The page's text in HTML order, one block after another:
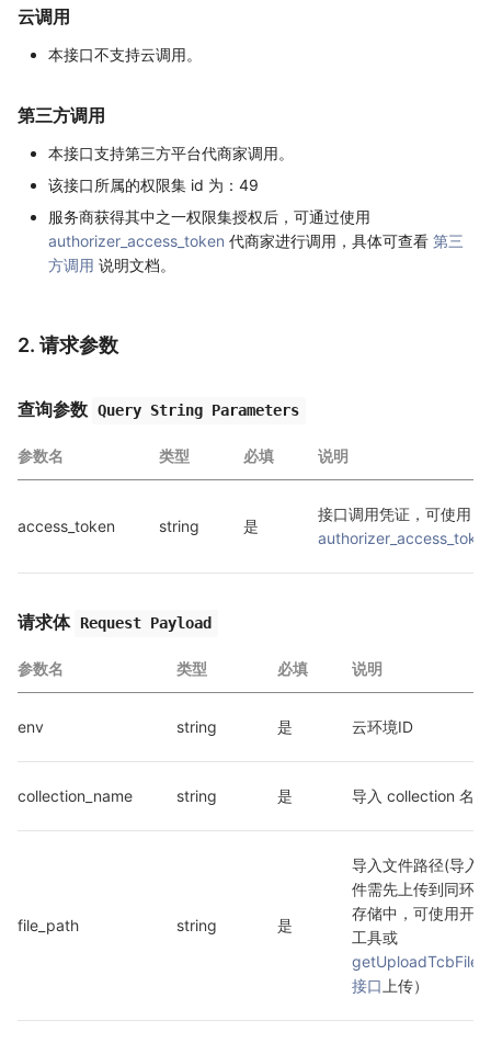
云调用
本接口不支持云调用。
第三方调用
本接口支持第三方平台代商家调用。
该接口所属的权限集 id 为：49
服务商获得其中之一权限集授权后，可通过使用
authorizer_access_token 代商家进行调用，具体可查看 第三
方调用 说明文档。
2. 请求参数
查询参数 Query String Parameters
参数名 类型 必填 说明
access_token string 是
请求体 Request Payload
参数名 类型 必填 说明
env string 是 云环境ID
collection_name string 是 导入 collection 名
file_path string 是
导入文件路径(导入
件需先上传到同环
存储中，可使用开
接口 上传）